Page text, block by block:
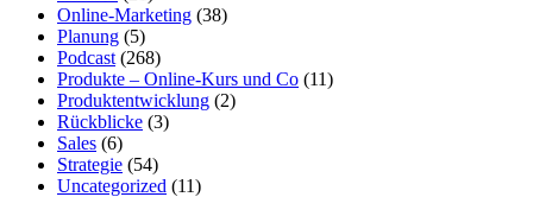
Online-Marketing (38)
Planung (5)
Podcast (268)
Produkte – Online-Kurs und Co (11)
Produktentwicklung (2)
Rückblicke (3)
Sales (6)
Strategie (54)
Uncategorized (11)